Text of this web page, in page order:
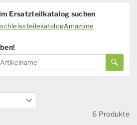
Ersatzteilkatalog suchen
6 Produkte